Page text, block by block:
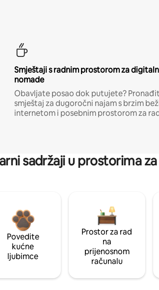
Smještaji s radnim prostorom za
nomade
Obavljate posao dok putujete?
smještaj za dugoročni najam s brzim
internetom i posebnim prostorom za
sadržaji u prostorima
Povedite
kućne
ljubimce
Prostor za rad
na
prijenosnom
računalu